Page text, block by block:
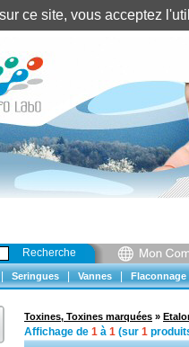
Recherche
Seringues Vannes Flaconnage
Toxines, Toxines marquées »
Affichage de 1 à 1 (sur 1
ce site, vous acceptez